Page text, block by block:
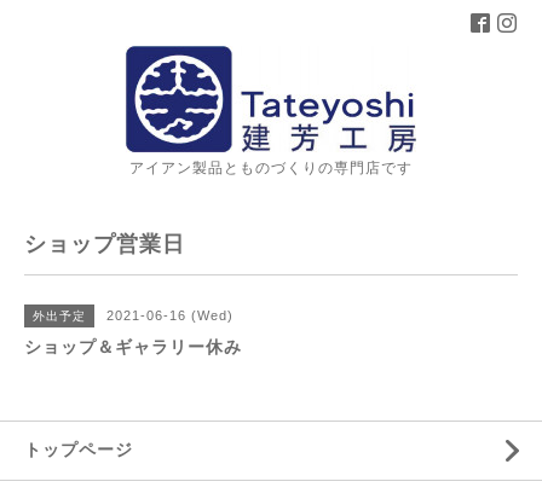
アイアン製品とものづくりの専門店です
ショップ営業日
外出予定 2021-06-16 (Wed)
ショップ＆ギャラリー休み
トップページ